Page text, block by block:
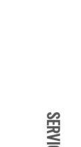
SERVICE